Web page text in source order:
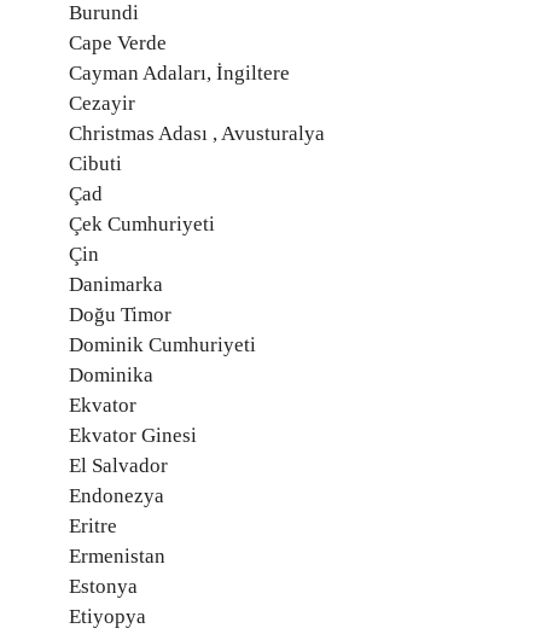
Burundi
Cape Verde
Cayman Adaları, İngiltere
Cezayir
Christmas Adası , Avusturalya
Cibuti
Çad
Çek Cumhuriyeti
Çin
Danimarka
Doğu Timor
Dominik Cumhuriyeti
Dominika
Ekvator
Ekvator Ginesi
El Salvador
Endonezya
Eritre
Ermenistan
Estonya
Etiyopya